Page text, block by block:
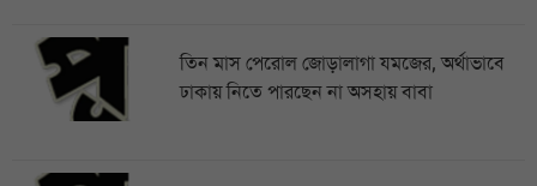
তিন মাস পেরোল জোড়ালাগা যমজের, অর্থাভাবে
ঢাকায় নিতে পারছেন না অসহায় বাবা